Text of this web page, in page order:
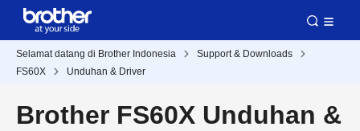
Selamat datang di Brother Indonesia
Support & Downloads
FS60X
Unduhan & Driver
Brother FS60X Unduhan &